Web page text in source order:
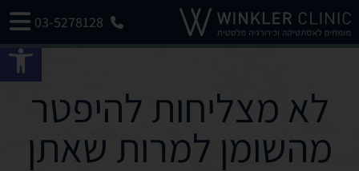
03-5278128
לא מצליחות להיפטר
מהשומן למרות שאתן